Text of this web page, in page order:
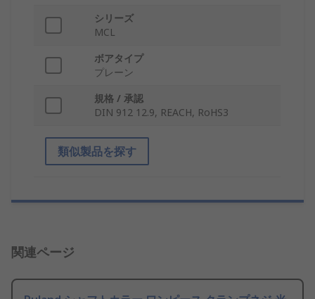
シリーズ
MCL
ボアタイプ
プレーン
規格 / 承認
DIN 912 12.9, REACH, RoHS3
類似製品を探す
関連ページ